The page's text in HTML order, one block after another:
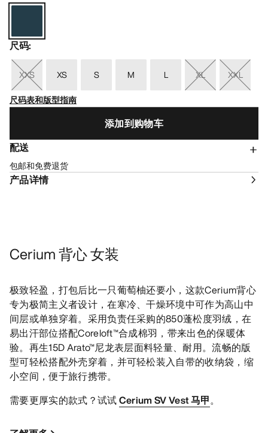
尺码:
XXS XS S M L XL
XXL
尺码表和版型指南
添加到购物车
配送
包邮和免费退货
产品详情
Cerium 背心 女装
极致轻盈，打包后比一只葡萄柚还要小，这款Cerium背心
专为极简主义者设计，在寒冷、干燥环境中可作为高山中
间层或单独穿着。采用负责任采购的850蓬松度羽绒，在
易出汗部位搭配Coreloft™合成棉羽，带来出色的保暖体
验。再生15D Arato™尼龙表层面料轻量、耐用。流畅的版
型可轻松搭配外壳穿着，并可轻松装入自带的收纳袋，缩
小空间，便于旅行携带。
需要更厚实的款式？试试Cerium SV Vest 马甲。